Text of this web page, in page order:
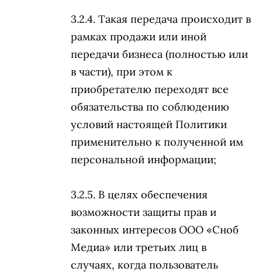
Такая передача происходит в
рамках продажи или иной
передачи бизнеса (полностью или
в части), при этом к
приобретателю переходят все
обязательства по соблюдению
условий настоящей Политики
применительно к полученной им
персональной информации;
В целях обеспечения
возможности защиты прав и
законных интересов ООО «Сноб
Медиа» или третьих лиц в
случаях, когда пользователь